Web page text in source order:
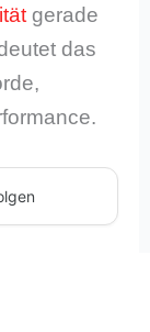
gerade
das